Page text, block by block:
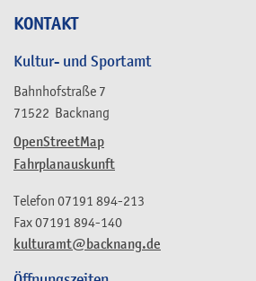
KONTAKT
Kultur- und Sportamt
Bahnhofstraße 7
71522 Backnang
OpenStreetMap
Fahrplanauskunft
kulturamt@backnang.de
Telefon 07191 894-213
Fax07191 894-140